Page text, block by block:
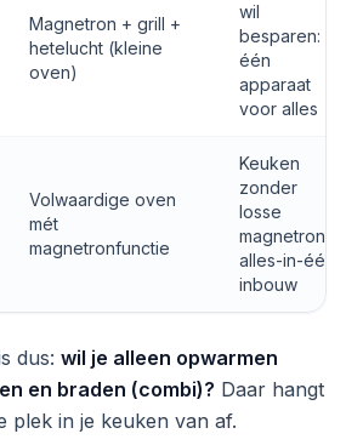
Magnetron + grill +
hetelucht (kleine
oven)
wil
besparen:
één
apparaat
voor alles
Volwaardige oven
mét
magnetronfunctie
Keuken
zonder
losse
magnetron,
alles-in-één
inbouw
dus: wil je alleen opwarmen
en braden (combi)? Daar hangt
plek in je keuken van af.